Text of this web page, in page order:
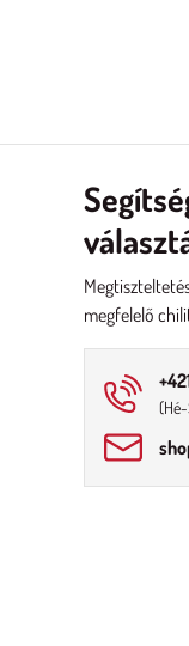
megfelelő